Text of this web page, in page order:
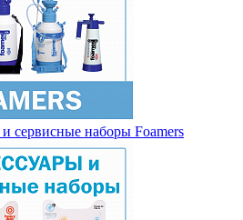
сервисные наборы Foamers